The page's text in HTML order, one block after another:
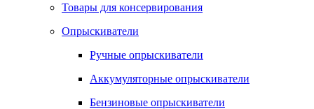
Товары для консервирования
Опрыскиватели
Ручные опрыскиватели
Аккумуляторные опрыскиватели
Бензиновые опрыскиватели